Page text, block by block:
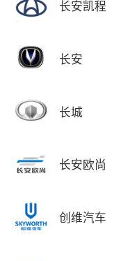
长安凯程
长安
长城
长安欧尚
创维汽车